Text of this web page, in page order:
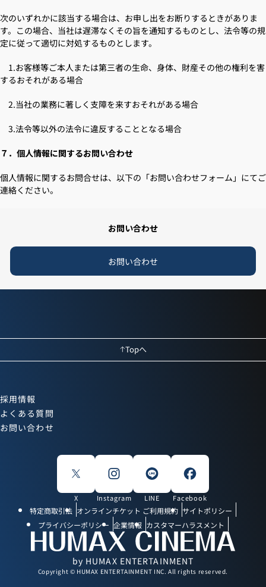
次のいずれかに該当する場合は、お申し出をお断りするときがありま
す。この場合、当社は遅滞なくその旨を通知するものとし、法令等の規
定に従って適切に対処するものとします。
1.お客様等ご本人または第三者の生命、身体、財産その他の権利を害
するおそれがある場合
2.当社の業務に著しく支障を来すおそれがある場合
3.法令等以外の法令に違反することとなる場合
７．個人情報に関するお問い合わせ
個人情報に関するお問合せは、以下の「お問い合わせフォーム」にてご
連絡ください。
お問い合わせ
お問い合わせ
Topへ
採用情報
よくある質問
お問い合わせ
X Instagram LINE Facebook
特定商取引法 オンラインチケット ご利用規約 サイトポリシー
プライバシーポリシー 企業情報 カスタマーハラスメント
by HUMAX ENTERTAINMENT
Copyright © HUMAX ENTERTAINMENT INC. All rights reserved.